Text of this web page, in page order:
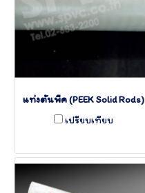
แท่งตันพีค (PEEK Solid Rods)
เปรียบเทียบ